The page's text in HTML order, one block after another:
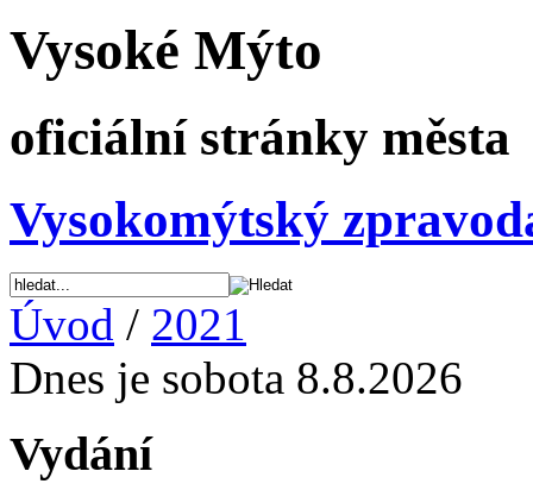
Vysoké Mýto
oficiální stránky města
Vysokomýtský
Úvod / 2021
Dnes je sobota 8.8.2026
Vydání